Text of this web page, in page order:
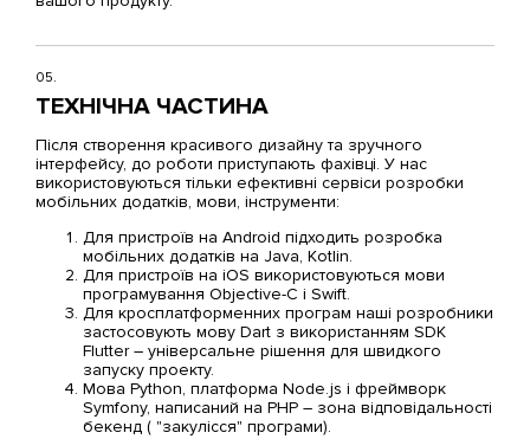
05.
ТЕХНІЧНА ЧАСТИНА
Після створення красивого дизайну та зручного
інтерфейсу, до роботи приступають фахівці. У нас
використовуються тільки ефективні сервіси розробки
мобільних додатків, мови, інструменти:
Для пристроїв на Android підходить розробка
мобільних додатків на Java, Kotlin.
Для пристроїв на iOS використовуються мови
програмування Objective-C і Swift.
Для кросплатформенних програм наші розробники
застосовують мову Dart з використанням SDK
Flutter – універсальне рішення для швидкого
запуску проекту.
Мова Python, платформа Node.js і фреймворк
Symfony, написаний на PHP – зона відповідальності
бекенд ( "закулісся" програми).